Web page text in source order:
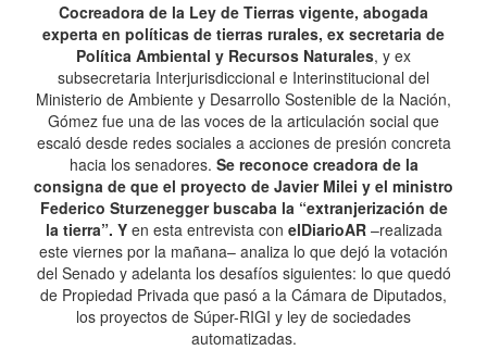
Cocreadora de la Ley de Tierras vigente, abogada
experta en políticas de tierras rurales, ex secretaria de
Política Ambiental y Recursos Naturales, y ex
subsecretaria Interjurisdiccional e Interinstitucional del
Ministerio de Ambiente y Desarrollo Sostenible de la Nación,
Gómez fue una de las voces de la articulación social que
escaló desde redes sociales a acciones de presión concreta
hacia los senadores. Se reconoce creadora de la
consigna de que el proyecto de Javier Milei y el ministro
Federico Sturzenegger buscaba la “extranjerización de
la tierra”. Y en esta entrevista con elDiarioAR–realizada
este viernes por la mañana– analiza lo que dejó la votación
del Senado y adelanta los desafíos siguientes: lo que quedó
de Propiedad Privada que pasó a la Cámara de Diputados,
los proyectos de Súper-RIGI y ley de sociedades
automatizadas.